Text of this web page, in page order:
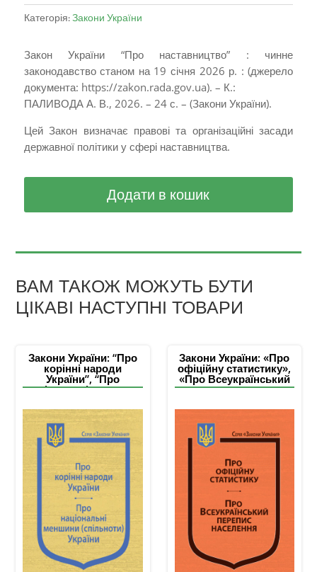
Категорія: Закони України
Закон України “Про наставництво” : чинне
законодавство станом на 19 січня 2026 р. : (джерело
документа: https://zakon.rada.gov.ua). – К.:
ПАЛИВОДА А. В., 2026. – 24 с. – (Закони України).
Цей Закон визначає правові та організаційні засади
державної політики у сфері наставництва.
Додати в кошик
ВАМ ТАКОЖ МОЖУТЬ БУТИ
ЦІКАВІ НАСТУПНІ ТОВАРИ
Закони України: “Про
корінні народи
України”, “Про
національні меншини
Закони України: «Про
офіційну статистику»,
«Про Всеукраїнський
перепис населення»